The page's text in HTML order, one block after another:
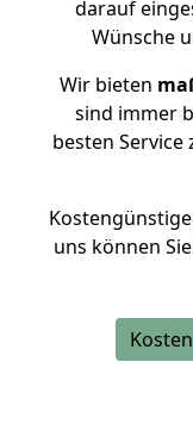
darauf
Wünsche
Wir bieten
sind immer
besten Service
uns können